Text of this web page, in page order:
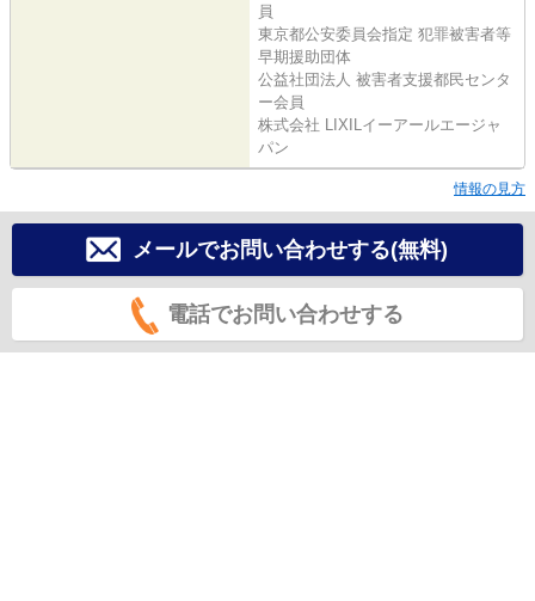
員
東京都公安委員会指定 犯罪被害者等
早期援助団体
公益社団法人 被害者支援都民センタ
ー会員
株式会社 LIXILイーアールエージャ
パン
情報の見方
メールでお問い合わせする(無料)
電話でお問い合わせする